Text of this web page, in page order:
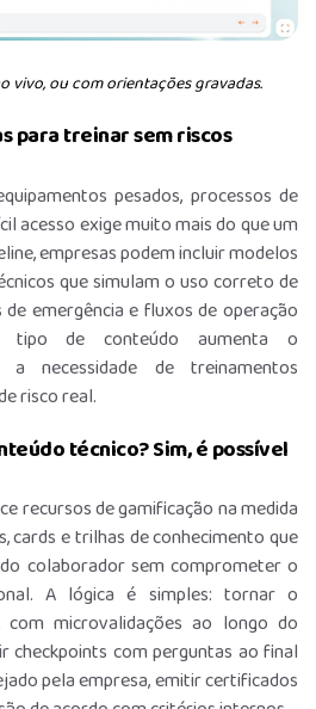
vivo, ou com orientações gravadas.
para treinar sem riscos
pesados, processos de
acesso exige muito mais do que um
empresas podem incluir modelos
que simulam o uso correto de
emergência e fluxos de operação
tipo de conteúdo aumenta o
necessidade de treinamentos
risco real.
técnico? Sim, é possível
recursos de gamificação na medida
cards e trilhas de conhecimento que
colaborador sem comprometer o
A lógica é simples: tornar o
com microvalidações ao longo do
checkpoints com perguntas ao final
pela empresa, emitir certificados